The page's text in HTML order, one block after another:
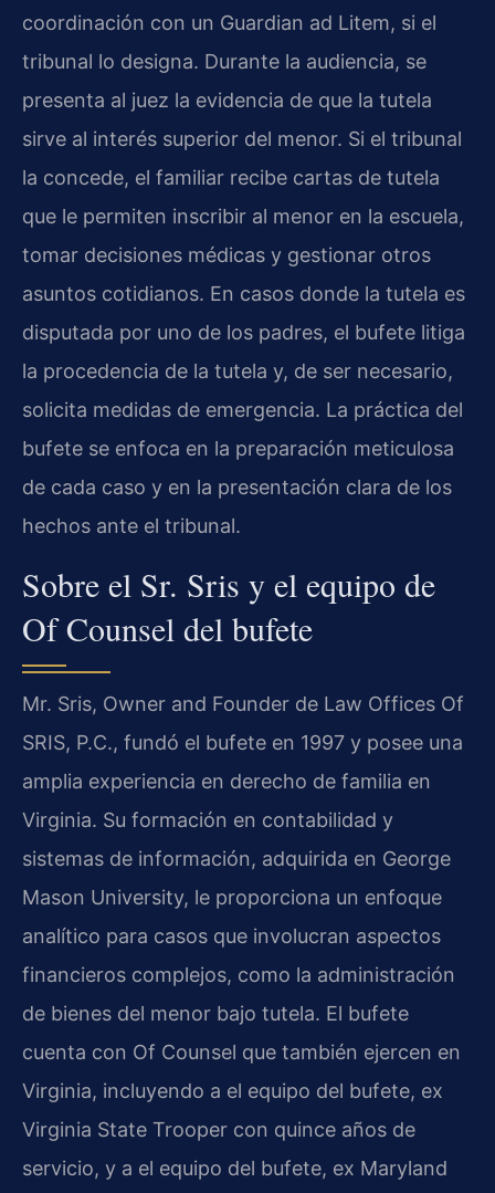
coordinación con un Guardian ad Litem, si el
tribunal lo designa. Durante la audiencia, se
presenta al juez la evidencia de que la tutela
sirve al interés superior del menor. Si el tribunal
la concede, el familiar recibe cartas de tutela
que le permiten inscribir al menor en la escuela,
tomar decisiones médicas y gestionar otros
asuntos cotidianos. En casos donde la tutela es
disputada por uno de los padres, el bufete litiga
la procedencia de la tutela y, de ser necesario,
solicita medidas de emergencia. La práctica del
bufete se enfoca en la preparación meticulosa
de cada caso y en la presentación clara de los
hechos ante el tribunal.
Sobre el Sr. Sris y el equipo de
Of Counsel del bufete
Mr. Sris, Owner and Founder de Law Offices Of
SRIS, P.C., fundó el bufete en 1997 y posee una
amplia experiencia en derecho de familia en
Virginia. Su formación en contabilidad y
sistemas de información, adquirida en George
Mason University, le proporciona un enfoque
analítico para casos que involucran aspectos
financieros complejos, como la administración
de bienes del menor bajo tutela. El bufete
cuenta con Of Counsel que también ejercen en
Virginia, incluyendo a el equipo del bufete, ex
Virginia State Trooper con quince años de
servicio, y a el equipo del bufete, ex Maryland